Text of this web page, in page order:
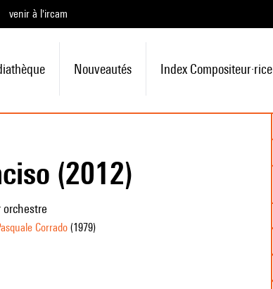
venir à l'ircam
Nouveautés Index Compositeur·rice
(2012)
orchestre
Corrado(1979)